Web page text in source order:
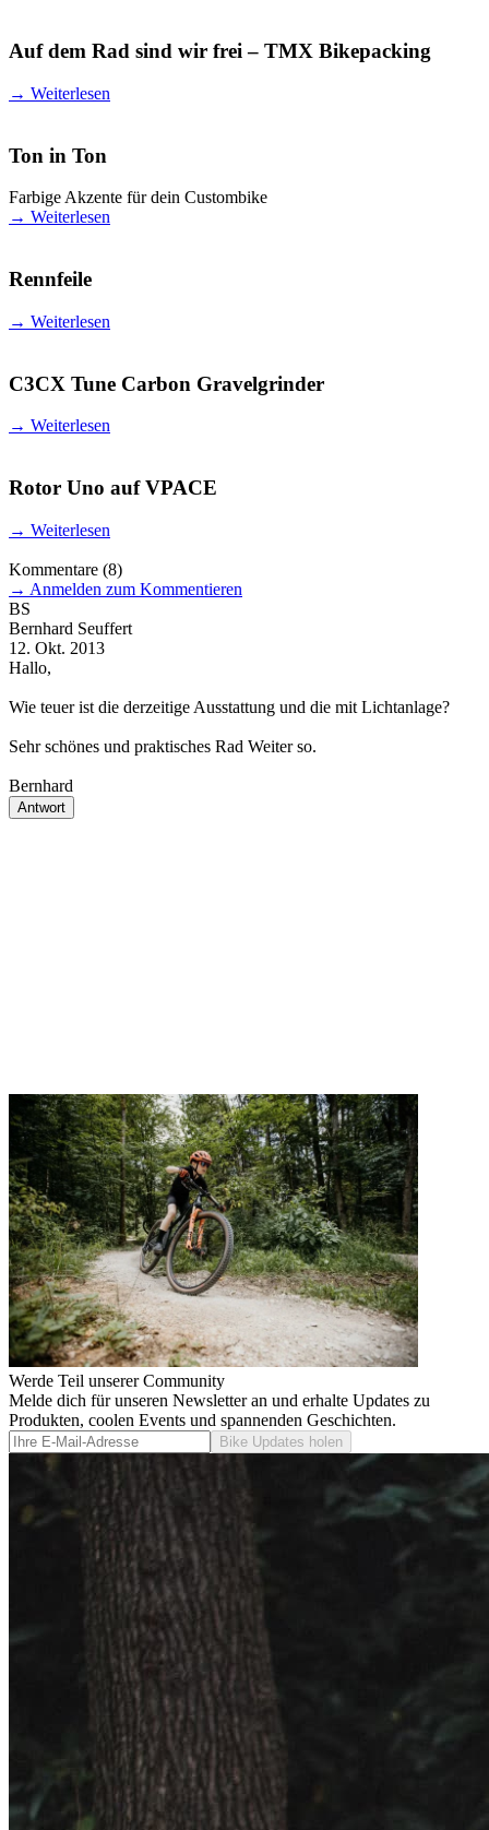
Auf dem Rad sind wir frei – TMX Bikepacking
→ Weiterlesen
Ton in Ton
Farbige Akzente für dein Custombike
→ Weiterlesen
Rennfeile
→ Weiterlesen
C3CX Tune Carbon Gravelgrinder
→ Weiterlesen
Rotor Uno auf VPACE
→ Weiterlesen
Kommentare (8)
→ Anmelden zum Kommentieren
BS
Bernhard Seuffert
12. Okt. 2013
Hallo,
Wie teuer ist die derzeitige Ausstattung und die mit Lichtanlage?
Sehr schönes und praktisches Rad Weiter so.
Bernhard
Antwort
Werde Teil unserer Community
Melde dich für unseren Newsletter an und erhalte Updates zu
Produkten, coolen Events und spannenden Geschichten.
Bike Updates holen